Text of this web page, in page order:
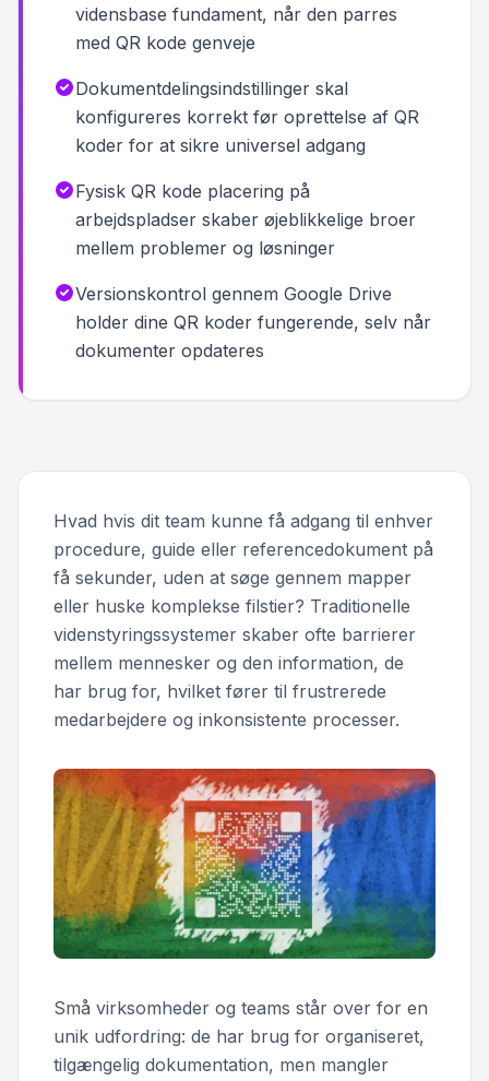
vidensbase fundament, når den parres
med QR kode genveje
Dokumentdelingsindstillinger skal
konfigureres korrekt før oprettelse af QR
koder for at sikre universel adgang
Fysisk QR kode placering på
arbejdspladser skaber øjeblikkelige broer
mellem problemer og løsninger
Versionskontrol gennem Google Drive
holder dine QR koder fungerende, selv når
dokumenter opdateres
Hvad hvis dit team kunne få adgang til enhver
procedure, guide eller referencedokument på
få sekunder, uden at søge gennem mapper
eller huske komplekse filstier? Traditionelle
videnstyringssystemer skaber ofte barrierer
mellem mennesker og den information, de
har brug for, hvilket fører til frustrerede
medarbejdere og inkonsistente processer.
Små virksomheder og teams står over for en
unik udfordring: de har brug for organiseret,
tilgængelig dokumentation, men mangler